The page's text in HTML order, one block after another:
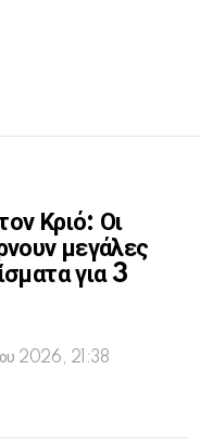
Κριό: Οι
μεγάλες
για 3
2026, 21:38